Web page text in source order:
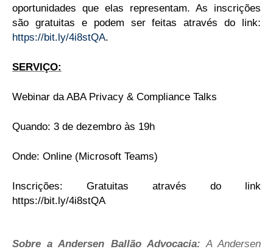
oportunidades que elas representam. As inscrições
são gratuitas e podem ser feitas através do link:
https://bit.ly/4i8stQA.
SERVIÇO:
Webinar da ABA Privacy & Compliance Talks
Quando: 3 de dezembro às 19h
Onde: Online (Microsoft Teams)
Inscrições: Gratuitas através do link
https://bit.ly/4i8stQA
Sobre a Andersen Ballão Advocacia: A Andersen